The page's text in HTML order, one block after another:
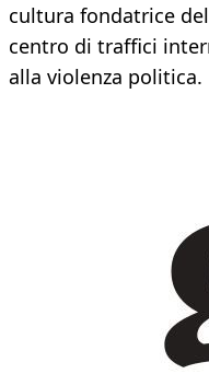
cultura fondatrice
centro di traffici
alla violenza politica.